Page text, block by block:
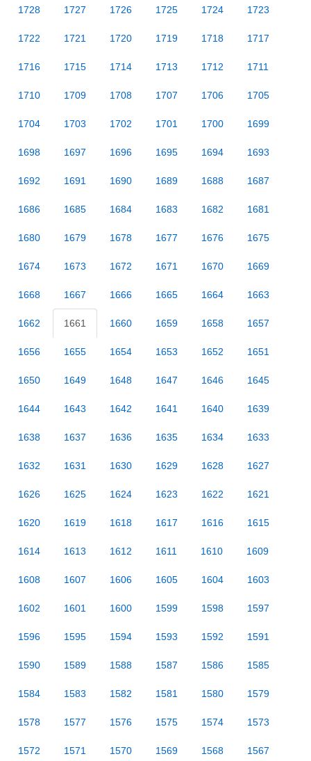
1728 1727 1726 1725 1724 1723
1722 1721 1720 1719 1718 1717
1716 1715 1714 1713 1712 1711
1710 1709 1708 1707 1706 1705
1704 1703 1702 1701 1700 1699
1698 1697 1696 1695 1694 1693
1692 1691 1690 1689 1688 1687
1686 1685 1684 1683 1682 1681
1680 1679 1678 1677 1676 1675
1674 1673 1672 1671 1670 1669
1668 1667 1666 1665 1664 1663
1662 1661 1660 1659 1658 1657
1656 1655 1654 1653 1652 1651
1650 1649 1648 1647 1646 1645
1644 1643 1642 1641 1640 1639
1638 1637 1636 1635 1634 1633
1632 1631 1630 1629 1628 1627
1626 1625 1624 1623 1622 1621
1620 1619 1618 1617 1616 1615
1614 1613 1612 1611 1610 1609
1608 1607 1606 1605 1604 1603
1602 1601 1600 1599 1598 1597
1596 1595 1594 1593 1592 1591
1590 1589 1588 1587 1586 1585
1584 1583 1582 1581 1580 1579
1578 1577 1576 1575 1574 1573
1572 1571 1570 1569 1568 1567